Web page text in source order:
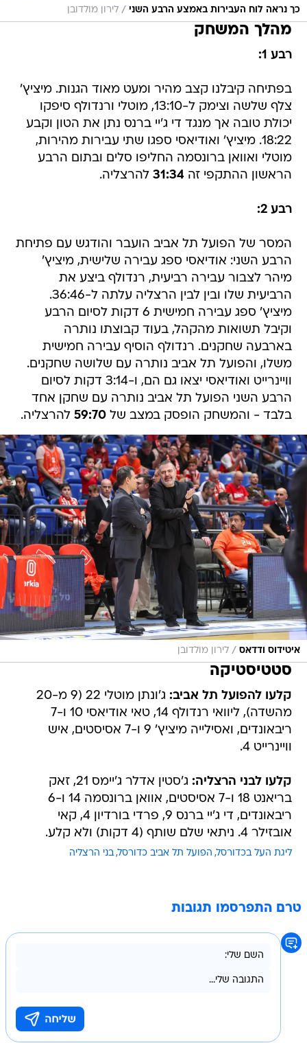
כך נראה לוח העבירות באמצע הרבע השני / לירון מולדובן
מהלך המשחק
רבע 1:
בפתיחה קיבלנו קצב מהיר ומעט מאוד הגנות. מיציץ'
צלף שלשה וצימק ל-13:10, מוטלי ורנדולף סיפקו
יכולת טובה אך מנגד די ג'יי ברנס נתן את הטון וקבע
18:22. מיציץ' ואודיאסי ספגו שתי עבירות מהירות,
מוטלי ואוואן ברונסמה החליפו סלים ובתום הרבע
הראשון ההתקפי זה 31:34 להרצליה.
רבע 2:
המסר של הפועל תל אביב הועבר והודגש עם פתיחת
הרבע השני: אודיאסי ספג עבירה שלישית, מיציץ'
מיהר לצבור עבירה רביעית, רנדולף ביצע את
הרביעית שלו ובין לבין הרצליה עלתה ל-36:46.
מיציץ' ספג עבירה חמישית 6 דקות לסיום הרבע
וקיבל תשואות מהקהל, בעוד קבוצתו נותרה
בארבעה שחקנים. רנדולף הוסיף עבירה חמישית
משלו, והפועל תל אביב נותרה עם שלושה שחקנים.
וויינרייט ואודיאסי יצאו גם הם, ו-3:14 דקות לסיום
הרבע השני הפועל תל אביב נותרה עם שחקן אחד
בלבד - והמשחק הופסק במצב של59:70 להרצליה.
איטידוס ודדאס / לירון מולדובן
סטטיסטיקה
קלעו להפועל תל אביב:
ג'ונתן מוטלי 22 (9 מ-20
מהשדה), ליוואי רנדולף 14, טאי אודיאסי 10 ו-7
ריבאונדים, ואסילייה מיציץ' 9 ו-7 אסיסטים, איש
וויינרייט 4.
קלעו לבני הרצליה:
ג'סטין אדלר ג'יימס 21, זאק
בריאנט 18 ו-7 אסיסטים, אוואן ברונסמה 14 ו-6
ריבאונדים, די ג'יי ברנס 9, פרדי בורדיון 4, קאי
אובזילר 4. ניתאי שלם שותף (4 דקות) ולא קלע.
ליגת העל בכדורסל הפועל תל אביב כדורסל בני הרצליה
טרם התפרסמו תגובות